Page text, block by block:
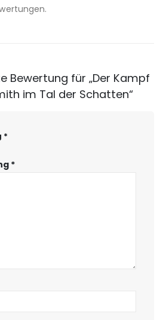
Bewertung für „Der Kampf
im Tal der Schatten“
*
*